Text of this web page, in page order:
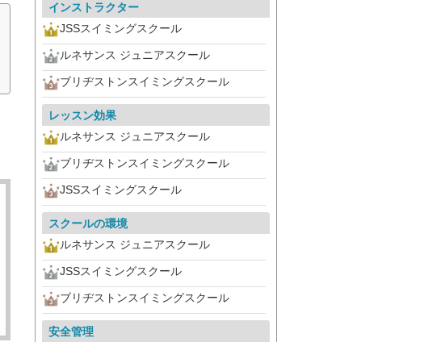
インストラクター
JSSスイミングスクール
ルネサンス ジュニアスクール
ブリヂストンスイミングスクール
レッスン効果
ルネサンス ジュニアスクール
ブリヂストンスイミングスクール
JSSスイミングスクール
スクールの環境
ルネサンス ジュニアスクール
JSSスイミングスクール
ブリヂストンスイミングスクール
安全管理